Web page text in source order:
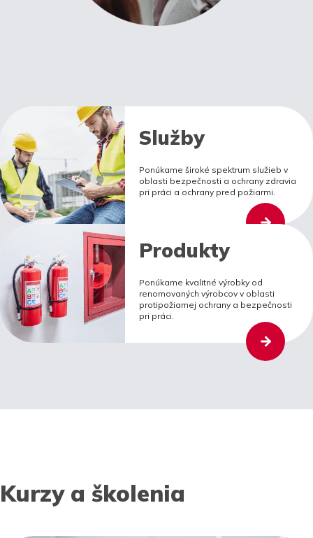
Služby
Ponúkame široké spektrum služieb v
oblasti bezpečnosti a ochrany zdravia
pri práci a ochrany pred požiarmi.
Produkty
Ponúkame kvalitné výrobky od
renomovaných výrobcov v oblasti
protipožiarnej ochrany a bezpečnosti
pri práci.
Kurzy a školenia